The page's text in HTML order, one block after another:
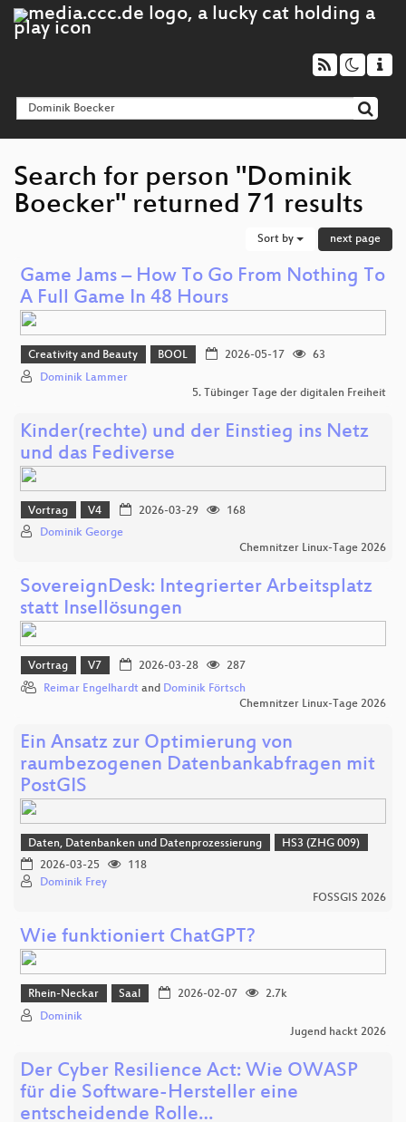
Search for person "Dominik
Boecker" returned 71 results
Sort by next page
Game Jams – How To Go From Nothing To
A Full Game In 48 Hours
Creativity and Beauty BOOL 2026-05-17
63
Dominik Lammer
5. Tübinger Tage der digitalen Freiheit
Kinder(rechte) und der Einstieg ins Netz
und das Fediverse
Vortrag V4 2026-03-29
168
Dominik George
Chemnitzer Linux-Tage 2026
SovereignDesk: Integrierter Arbeitsplatz
statt Insellösungen
Vortrag V7 2026-03-28
287
Reimar Engelhardt and Dominik Förtsch
Chemnitzer Linux-Tage 2026
Ein Ansatz zur Optimierung von
raumbezogenen Datenbankabfragen mit
PostGIS
Daten, Datenbanken und Datenprozessierung
HS3 (ZHG 009)
2026-03-25
118
Dominik Frey
FOSSGIS 2026
Wie funktioniert ChatGPT?
Rhein-Neckar Saal 2026-02-07
2.7k
Dominik
Jugend hackt 2026
Der Cyber Resilience Act: Wie OWASP
für die Software-Hersteller eine
entscheidende Rolle…